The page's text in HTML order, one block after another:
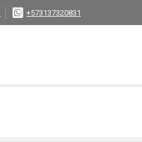
+573137320831